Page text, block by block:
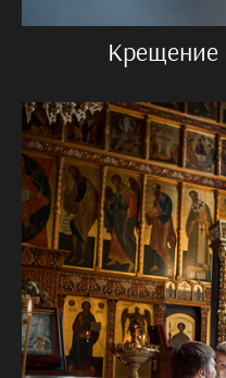
Крещение